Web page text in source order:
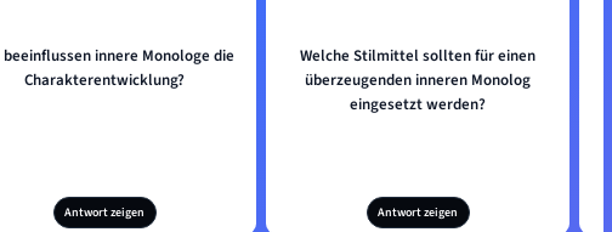
beeinflussen innere Monologe die
Charakterentwicklung?
Antwort zeigen
Welche Stilmittel sollten für einen
überzeugenden inneren Monolog
eingesetzt werden?
Antwort zeigen